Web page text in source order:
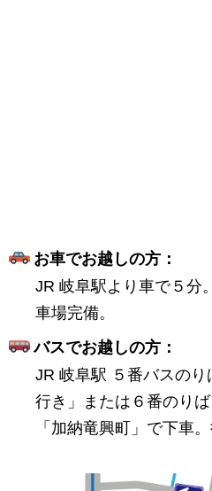
お車でお越しの方：
JR 岐阜駅より車で５分
車場完備。
バスでお越しの方：
JR 岐阜駅 ５番バスの
行き」または６番のり
「加納竜興町」で下車。